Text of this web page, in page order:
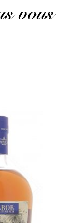
vous